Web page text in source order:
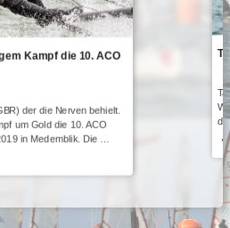
Kampf die 10. ACO
der die Nerven behielt.
um Gold die 10. ACO
in Medemblik. Die …